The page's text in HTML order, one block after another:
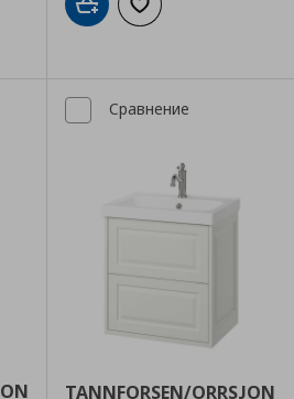
с любими
Добави в кошницата
Добави към
Сравнение
TANNFORSEN/ORRSJON